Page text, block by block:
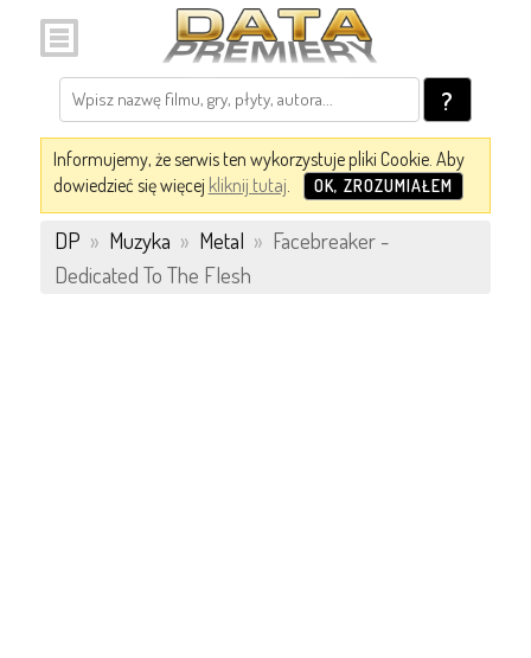
?
Informujemy, że serwis ten wykorzystuje pliki Cookie. Aby
dowiedzieć się więcej kliknij tutaj. OK, ZROZUMIAŁEM
DP » Muzyka » Metal » Facebreaker -
Dedicated To The Flesh